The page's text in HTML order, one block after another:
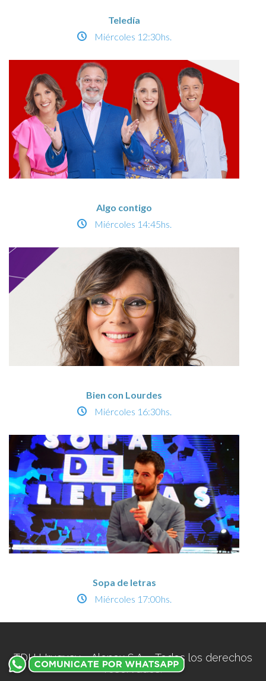
Teledía
Miércoles 12:30hs.
Algo contigo
Miércoles 14:45hs.
Bien con Lourdes
Miércoles 16:30hs.
Sopa de letras
Miércoles 17:00hs.
TDH Uruguay - Alonex S.A. - Todos los derechos
reservados.